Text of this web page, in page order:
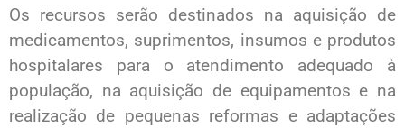
Os recursos serão destinados na aquisição de
medicamentos, suprimentos, insumos e produtos
hospitalares para o atendimento adequado à
população, na aquisição de equipamentos e na
realização de pequenas reformas e adaptações